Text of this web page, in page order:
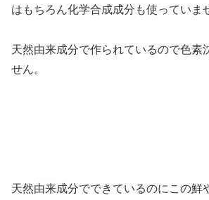
はもちろん化学合成成分も使っていま
天然由来成分で作られているので色素
せん。
天然由来成分でできているのにこの鮮